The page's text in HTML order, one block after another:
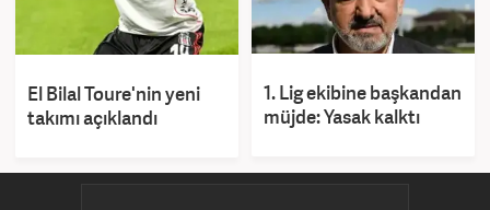
El Bilal Toure'nin yeni
takımı açıklandı
1. Lig ekibine başkandan
müjde: Yasak kalktı